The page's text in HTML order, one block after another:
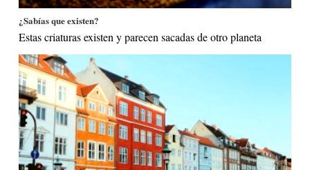
¿Sabías que existen?
Estas criaturas existen y parecen sacadas de otro planeta